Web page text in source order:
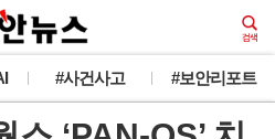
#사건사고 #보안리포트